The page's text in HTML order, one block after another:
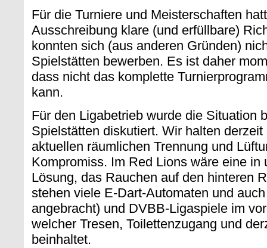
Für die Turniere und Meisterschaften
Ausschreibung klare (und erfüllbare)
konnten sich (aus anderen Gründen)
Spielstätten bewerben. Es ist daher
dass nicht das komplette
kann.
Für den Ligabetrieb wurde die Situation
Spielstätten diskutiert. Wir halten
aktuellen räumlichen Trennung und
Kompromiss. Im Red Lions wäre eine in
Lösung, das Rauchen auf den hinteren
stehen viele E-Dart-Automaten und
angebracht) und DVBB-Ligaspiele im
welcher Tresen, Toilettenzugang und
beinhaltet.